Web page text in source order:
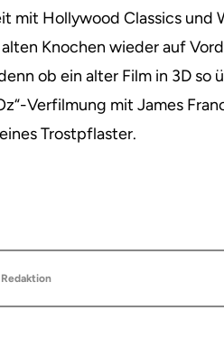
mit Hollywood Classics und
Knochen wieder auf
ob ein alter Film in 3D
Verfilmung mit James
Trostpflaster.